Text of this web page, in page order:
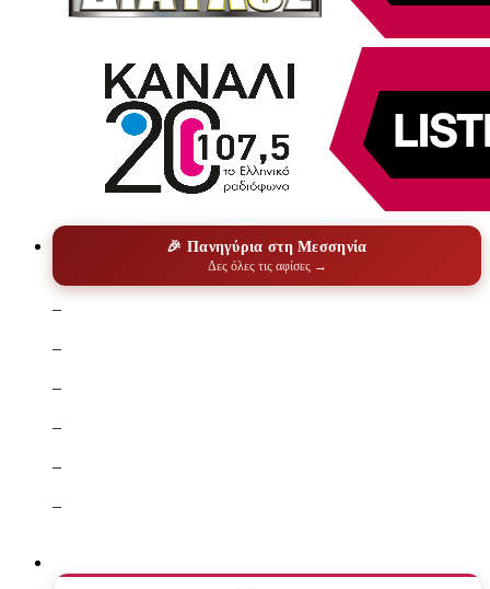
🎉 Πανηγύρια στη Μεσσηνία
Δες όλες τις αφίσες →
–
–
–
–
–
–